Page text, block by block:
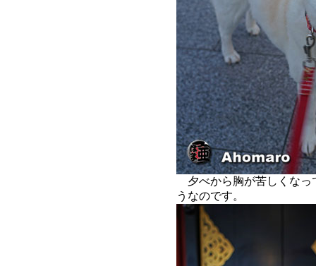
夕べから胸が苦しくなっ
うなのです。